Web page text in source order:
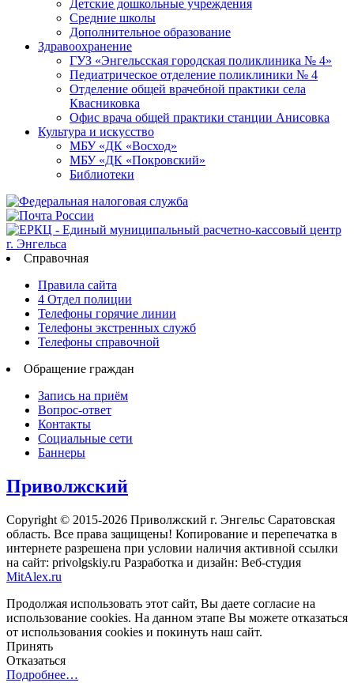
Детские дошкольные учреждения
Средние школы
Дополнительное образование
Здравоохранение
ГУЗ «Энгельсская городская поликлиника № 4»
Педиатрическое отделение поликлиники № 4
Отделение общей врачебной практики села
Квасниковка
Офис врача общей практики станции Анисовка
Культура и искусство
МБУ «ДК «Восход»
МБУ «ДК «Покровский»
Библиотеки
Справочная
Правила сайта
4 Отдел полиции
Телефоны горячие линии
Телефоны экстренных служб
Телефоны справочной
Обращение граждан
Запись на приём
Вопрос-ответ
Контакты
Социальные сети
Баннеры
Приволжский
Copyright © 2015-2026 Приволжский г. Энгельс Саратовская
область. Все права защищены! Копирование и перепечатка в
интернете разрешена при условии наличия активной ссылки
на сайт: privolgskiy.ru Разработка и дизайн: Веб-студия
MitAlex.ru
Продолжая использовать этот сайт, Вы даете согласие на
использование cookies. На данном этапе Вы можете отказаться
от использования cookies и покинуть наш сайт.
Принять
Отказаться
Подробнее…